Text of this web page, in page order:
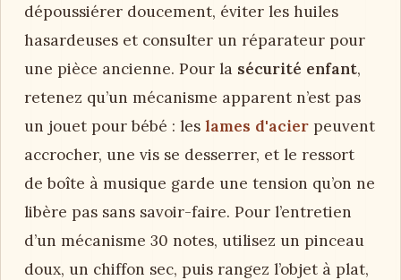
dépoussiérer doucement, éviter les huiles
hasardeuses et consulter un réparateur pour
une pièce ancienne. Pour la sécurité enfant,
retenez qu’un mécanisme apparent n’est pas
un jouet pour bébé : les lames d'acier peuvent
accrocher, une vis se desserrer, et le ressort
de boîte à musique garde une tension qu’on ne
libère pas sans savoir-faire. Pour l’entretien
d’un mécanisme 30 notes, utilisez un pinceau
doux, un chiffon sec, puis rangez l’objet à plat,